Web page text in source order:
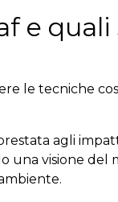
e quali
le tecniche
agli
una visione del